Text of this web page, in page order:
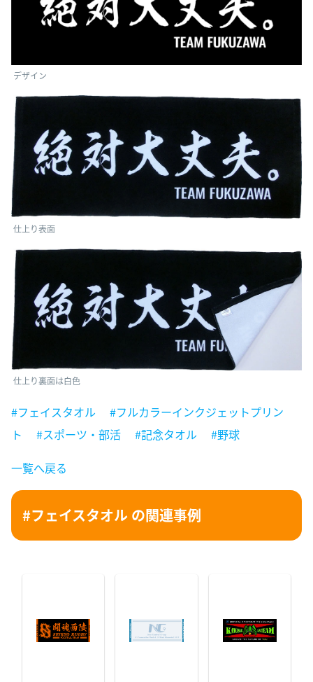
デザイン
仕上り表面
仕上り裏面は白色
#フェイスタオル
#フルカラーインクジェットプリン
ト
#スポーツ・部活 #記念タオル
#野球
一覧へ戻る
#フェイスタオル の関連事例